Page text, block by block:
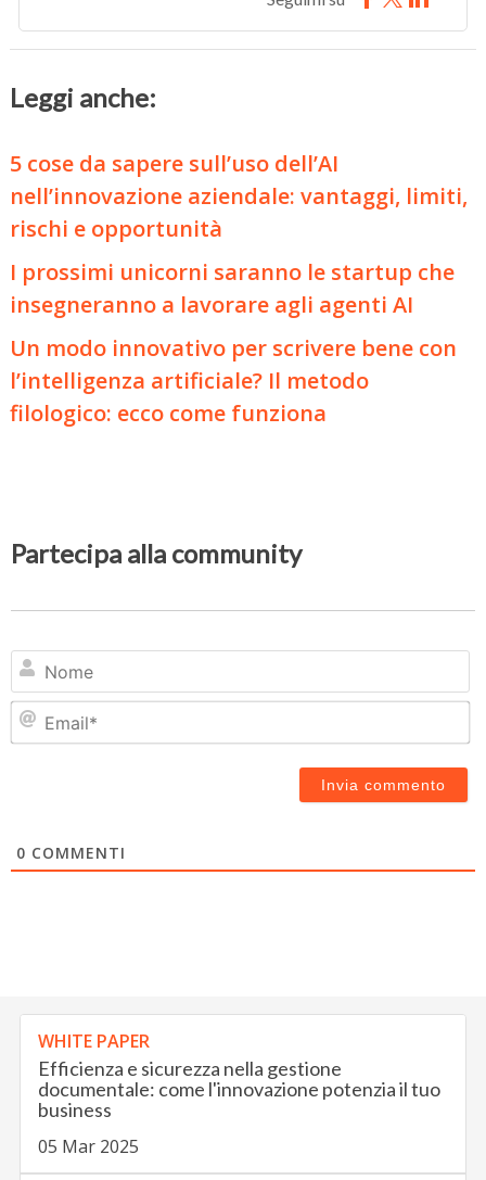
Leggi anche:
5 cose da sapere sull’uso dell’AI
nell’innovazione aziendale: vantaggi, limiti,
rischi e opportunità
I prossimi unicorni saranno le startup che
insegneranno a lavorare agli agenti AI
Un modo innovativo per scrivere bene con
l’intelligenza artificiale? Il metodo
filologico: ecco come funziona
Partecipa alla community
0 COMMENTI
WHITE PAPER
Efficienza e sicurezza nella gestione
documentale: come l'innovazione potenzia il tuo
business
05 Mar 2025